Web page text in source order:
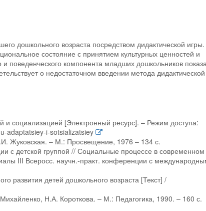
дошкольного возраста посредством дидактической
состояние с принятием культурных ценностей и
поведенческого компонента младших дошкольников
о недостаточном введении метода
и социализацией [Электронный ресурс]. – Режим доступа:
adaptatsiey-i-sotsializatsiey
Жуковская. – М.: Просвещение, 1976 – 134 с.
с детской группой // Социальные процессе в современном
III Всеросс. научн.-практ. конференции с
развития детей дошкольного возраста [Текст] /
Н.А. Короткова. – М.: Педагогика, 1990. – 160 с.